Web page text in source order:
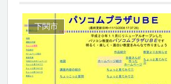
下関市